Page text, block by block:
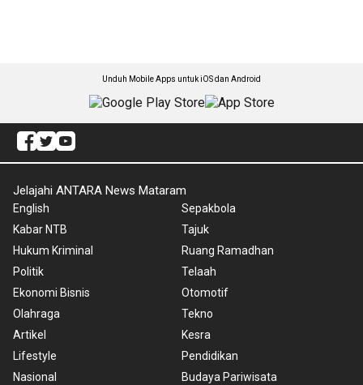
Unduh Mobile Apps untuk iOS dan Android
Jelajahi ANTARA News Mataram
English
Kabar NTB
Hukum Kriminal
Politik
Ekonomi Bisnis
Olahraga
Artikel
Lifestyle
Nasional
Sepakbola
Tajuk
Ruang Ramadhan
Telaah
Otomotif
Tekno
Kesra
Pendidikan
Budaya Pariwisata